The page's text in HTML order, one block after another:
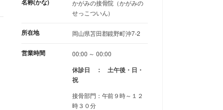
かがみの接骨院（かがみの
せっこついん）
所在地 岡山県苫田郡鏡野町沖7-2
営業時間 00:00 ～ 00:00
休診日 ： 土午後・日・
祝
接骨部門：午前９時～１２
時３０分